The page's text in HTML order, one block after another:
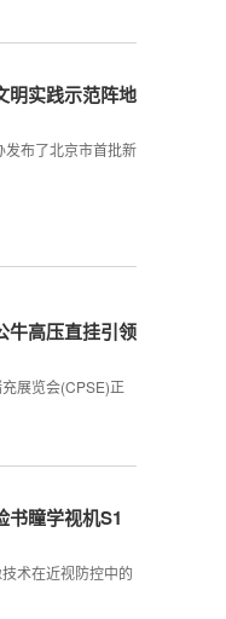
明实践示范阵地
布了北京市首批新
牛高压直挂引领
展览会(CPSE)正
书瞳学视机S1
术在近视防控中的